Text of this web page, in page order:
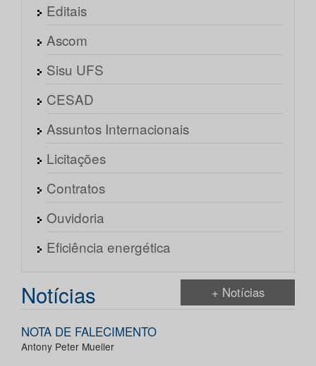
Editais
Ascom
Sisu UFS
CESAD
Assuntos Internacionais
Licitações
Contratos
Ouvidoria
Eficiência energética
Notícias + Notícias
NOTA DE FALECIMENTO
Antony Peter Mueller